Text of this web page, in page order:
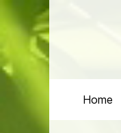
Home